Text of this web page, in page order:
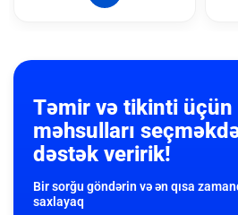
Təmir və tikinti üçün
məhsulları
dəstək veririk!
Bir sorğu göndərin və ən qısa
saxlayaq